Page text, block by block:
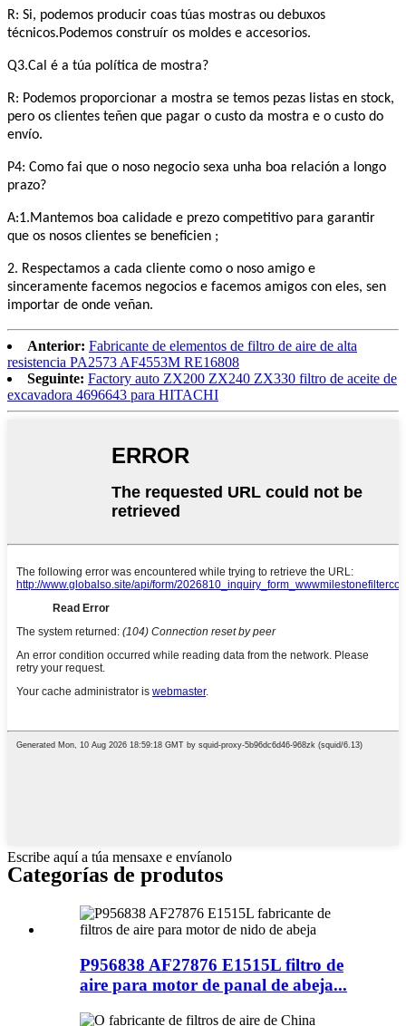
R: Si, podemos producir coas túas mostras ou debuxos
técnicos.Podemos construír os moldes e accesorios.
Q3.Cal é a túa política de mostra?
R: Podemos proporcionar a mostra se temos pezas listas en stock,
pero os clientes teñen que pagar o custo da mostra e o custo do
envío.
P4: Como fai que o noso negocio sexa unha boa relación a longo
prazo?
A:1.Mantemos boa calidade e prezo competitivo para garantir
que os nosos clientes se beneficien ;
2. Respectamos a cada cliente como o noso amigo e
sinceramente facemos negocios e facemos amigos con eles, sen
importar de onde veñan.
Anterior: Fabricante de elementos de filtro de aire de alta
resistencia PA2573 AF4553M RE16808
Seguinte: Factory auto ZX200 ZX240 ZX330 filtro de aceite de
excavadora 4696643 para HITACHI
Escribe aquí a túa mensaxe e envíanolo
Categorías de produtos
P956838 AF27876 E1515L filtro de
aire para motor de panal de abeja...